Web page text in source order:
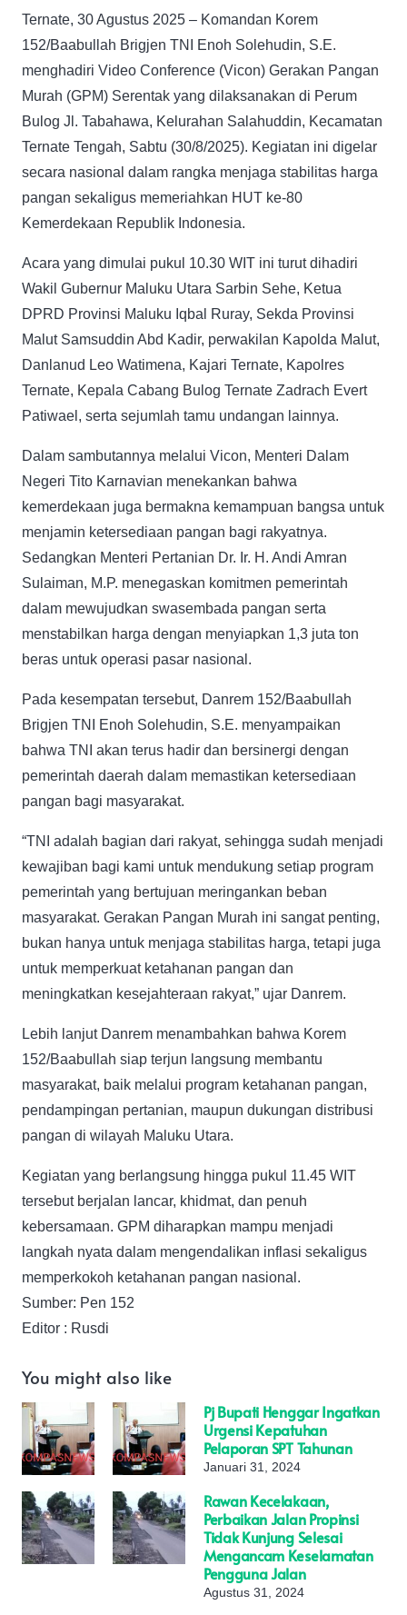
Ternate, 30 Agustus 2025 – Komandan Korem
152/Baabullah Brigjen TNI Enoh Solehudin, S.E.
menghadiri Video Conference (Vicon) Gerakan Pangan
Murah (GPM) Serentak yang dilaksanakan di Perum
Bulog Jl. Tabahawa, Kelurahan Salahuddin, Kecamatan
Ternate Tengah, Sabtu (30/8/2025). Kegiatan ini digelar
secara nasional dalam rangka menjaga stabilitas harga
pangan sekaligus memeriahkan HUT ke-80
Kemerdekaan Republik Indonesia.
Acara yang dimulai pukul 10.30 WIT ini turut dihadiri
Wakil Gubernur Maluku Utara Sarbin Sehe, Ketua
DPRD Provinsi Maluku Iqbal Ruray, Sekda Provinsi
Malut Samsuddin Abd Kadir, perwakilan Kapolda Malut,
Danlanud Leo Watimena, Kajari Ternate, Kapolres
Ternate, Kepala Cabang Bulog Ternate Zadrach Evert
Patiwael, serta sejumlah tamu undangan lainnya.
Dalam sambutannya melalui Vicon, Menteri Dalam
Negeri Tito Karnavian menekankan bahwa
kemerdekaan juga bermakna kemampuan bangsa untuk
menjamin ketersediaan pangan bagi rakyatnya.
Sedangkan Menteri Pertanian Dr. Ir. H. Andi Amran
Sulaiman, M.P. menegaskan komitmen pemerintah
dalam mewujudkan swasembada pangan serta
menstabilkan harga dengan menyiapkan 1,3 juta ton
beras untuk operasi pasar nasional.
Pada kesempatan tersebut, Danrem 152/Baabullah
Brigjen TNI Enoh Solehudin, S.E. menyampaikan
bahwa TNI akan terus hadir dan bersinergi dengan
pemerintah daerah dalam memastikan ketersediaan
pangan bagi masyarakat.
“TNI adalah bagian dari rakyat, sehingga sudah menjadi
kewajiban bagi kami untuk mendukung setiap program
pemerintah yang bertujuan meringankan beban
masyarakat. Gerakan Pangan Murah ini sangat penting,
bukan hanya untuk menjaga stabilitas harga, tetapi juga
untuk memperkuat ketahanan pangan dan
meningkatkan kesejahteraan rakyat,” ujar Danrem.
Lebih lanjut Danrem menambahkan bahwa Korem
152/Baabullah siap terjun langsung membantu
masyarakat, baik melalui program ketahanan pangan,
pendampingan pertanian, maupun dukungan distribusi
pangan di wilayah Maluku Utara.
Kegiatan yang berlangsung hingga pukul 11.45 WIT
tersebut berjalan lancar, khidmat, dan penuh
kebersamaan. GPM diharapkan mampu menjadi
langkah nyata dalam mengendalikan inflasi sekaligus
memperkokoh ketahanan pangan nasional.
Sumber: Pen 152
Editor : Rusdi
You might also like
Pj Bupati Henggar Ingatkan
Urgensi Kepatuhan
Pelaporan SPT Tahunan
Januari 31, 2024
Rawan Kecelakaan,
Perbaikan Jalan Propinsi
Tidak Kunjung Selesai
Mengancam Keselamatan
Pengguna Jalan
Agustus 31, 2024